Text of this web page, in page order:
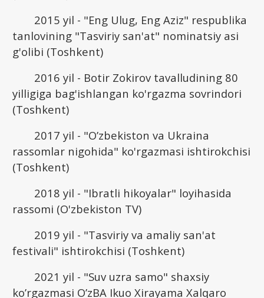
2015 yil - "Eng Ulug, Eng Aziz" respublika
tanlovining "Tasviriy san'at" nominatsiy asi
g'olibi (Toshkent)
2016 yil - Botir Zokirov tavalludining 80
yilligiga bag'ishlangan ko'rgazma sovrindori
(Toshkent)
2017 yil - "O’zbekiston va Ukraina
rassomlar nigohida" ko'rgazmasi ishtirokchisi
(Toshkent)
2018 yil - "Ibratli hikoyalar" loyihasida
rassomi (O'zbekiston TV)
2019 yil - "Tasviriy va amaliy san'at
festivali" ishtirokchisi (Toshkent)
2021 yil - "Suv uzra samo" shaxsiy
ko’rgazmasi O’zBA Ikuo Xirayama Xalqaro